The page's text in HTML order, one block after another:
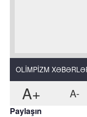
OLIMPIZM
A+ A-
Paylaşın